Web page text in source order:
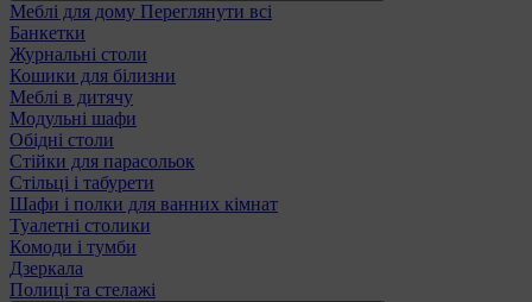
Меблі для дому Переглянути всі
Банкетки
Журнальні столи
Кошики для білизни
Меблі в дитячу
Модульні шафи
Обідні столи
Стійки для парасольок
Стільці і табурети
Шафи і полки для ванних кімнат
Туалетні столики
Комоди і тумби
Дзеркала
Полиці та стелажі